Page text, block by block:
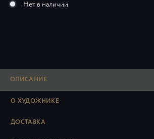
ОПИСАНИЕ
О ХУДОЖНИКЕ
ДОСТАВКА